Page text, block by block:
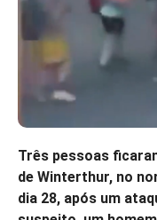
Três pessoas
de Winterthur, no
dia 28, após um